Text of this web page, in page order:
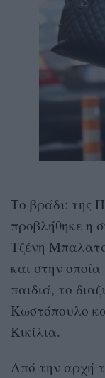
Το βράδυ της
προβλήθηκε η
Τζένη
και στην
παιδιά, το
Κωστόπουλο
Κικίλια.
Από την αρχή